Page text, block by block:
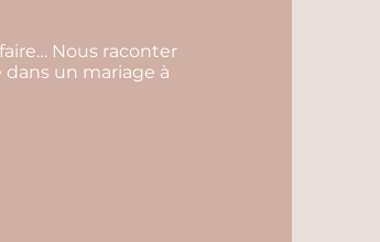
Nous raconter
un mariage à